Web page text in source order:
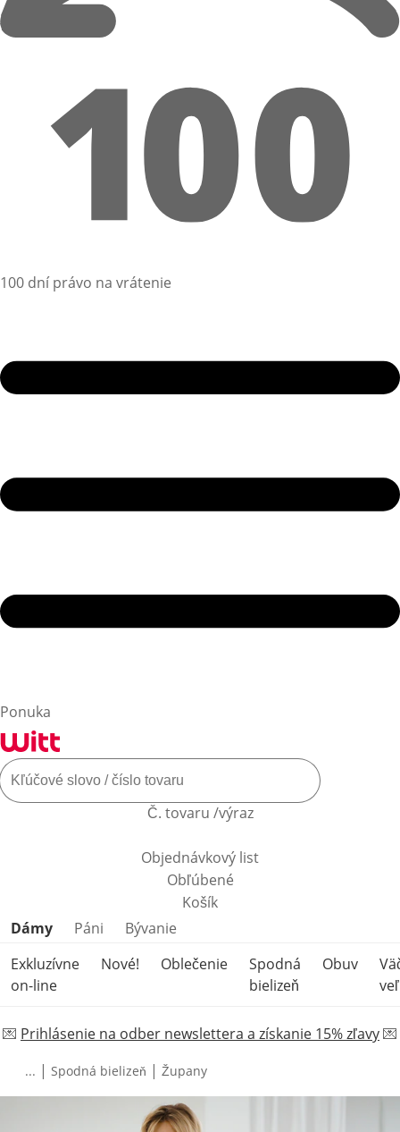
100 dní právo na vrátenie
Ponuka
Č. tovaru /výraz
Objednávkový list
Obľúbené
Košík
Preskočiť kategórie produktov
Dámy Páni
Bývanie
Exkluzívne
on-line
Nové! Oblečenie
Spodná
bielizeň
Obuv
💌 Prihlásenie na odber newslettera a získanie 15% zľavy💌
... | Spodná bielizeň | Župany